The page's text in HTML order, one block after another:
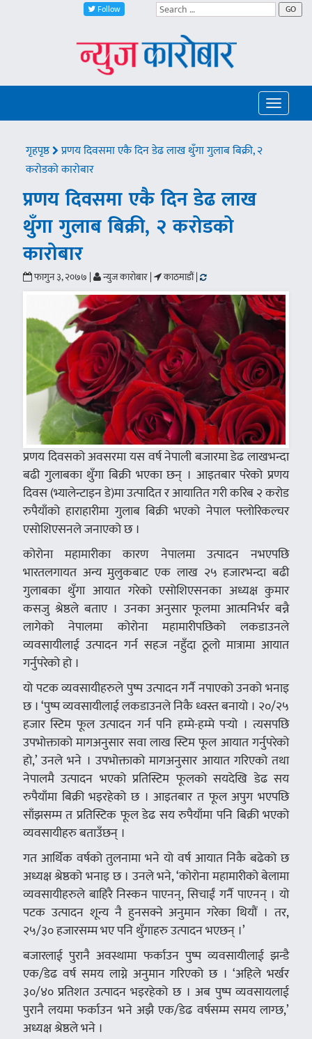
Follow GO
Toggle
गृहपृष्ठ
प्रणय दिवसमा एकै दिन डेढ लाख थुँगा गुलाब बिक्री, २
करोडको कारोबार
प्रणय दिवसमा एकै दिन डेढ लाख
थुँगा गुलाब बिक्री, २ करोडको
कारोबार
फागुन ३, २०७७ | न्युज कारोबार | काठमाडौं |
प्रणय दिवसको अवसरमा यस वर्ष नेपाली बजारमा डेढ लाखभन्दा
बढी गुलाबका थुँगा बिक्री भएका छन् । आइतबार परेको प्रणय
दिवस (भ्यालेन्टाइन डे)मा उत्पादित र आयातित गरी करिब २ करोड
रुपैयाँको हाराहारीमा गुलाब बिक्री भएको नेपाल फ्लोरिकल्चर
एसोशिएसनले जनाएको छ ।
कोरोना महामारीका कारण नेपालमा उत्पादन नभएपछि
भारतलगायत अन्य मुलुकबाट एक लाख २५ हजारभन्दा बढी
गुलाबका थुँगा आयात गरेको एसोशिएसनका अध्यक्ष कुमार
कसजु श्रेष्ठले बताए । उनका अनुसार फूलमा आत्मनिर्भर बन्नै
लागेको नेपालमा कोरोना महामारीपछिको लकडाउनले
व्यवसायीलाई उत्पादन गर्न सहज नहुँदा ठूलो मात्रामा आयात
गर्नुपरेको हो ।
यो पटक व्यवसायीहरुले पुष्प उत्पादन गर्नै नपाएको उनको भनाइ
छ । ‘पुष्प व्यवसायीलाई लकडाउनले निकै ध्वस्त बनायो । २०/२५
हजार स्टिम फूल उत्पादन गर्न पनि हम्मे-हम्मे पर्‍यो । त्यसपछि
उपभोक्ताको मागअनुसार सवा लाख स्टिम फूल आयात गर्नुपरेको
हो,’ उनले भने । उपभोक्ताको मागअनुसार आयात गरिएको तथा
नेपालमै उत्पादन भएको प्रतिस्टिम फूलको सयदेखि डेढ सय
रुपैयाँमा बिक्री भइरहेको छ । आइतबार त फूल अपुग भएपछि
साँझसम्म त प्रतिस्टिक फूल डेढ सय रुपैयाँमा पनि बिक्री भएको
व्यवसायीहरु बताउँछन् ।
गत आर्थिक वर्षको तुलनामा भने यो वर्ष आयात निकै बढेको छ
अध्यक्ष श्रेष्ठको भनाइ छ । उनले भने, ‘कोरोना महामारीको बेलामा
व्यवसायीहरुले बाहिरै निस्कन पाएनन्, सिचाईं गर्नै पाएनन् । यो
पटक उत्पादन शून्य नै हुनसक्ने अनुमान गरेका थियौं । तर,
२५/३० हजारसम्म भए पनि थुँगाहरु उत्पादन भएछन् ।’
बजारलाई पुरानै अवस्थामा फर्काउन पुष्प व्यवसायीलाई झन्डै
एक/डेढ वर्ष समय लाग्ने अनुमान गरिएको छ । ‘अहिले भर्खर
३०/४० प्रतिशत उत्पादन भइरहेको छ । अब पुष्प व्यवसायलाई
पुरानै लयमा फर्काउन भने अझै एक/डेढ वर्षसम्म समय लाग्छ,’
अध्यक्ष श्रेष्ठले भने ।